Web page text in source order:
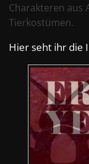
Charakteren aus
Tierkostümen.
Hier seht ihr die